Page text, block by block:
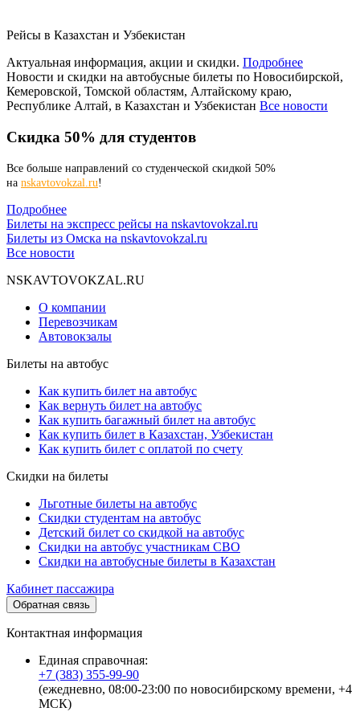
Рейсы в Казахстан и Узбекистан
Актуальная информация, акции и скидки. Подробнее
Новости и скидки на автобусные билеты по Новосибирской,
Кемеровской, Томской областям, Алтайскому краю,
Республике Алтай, в Казахстан и Узбекистан Все новости
Скидка 50% для студентов
Все больше направлений со студенческой скидкой 50%
на nskavtovokzal.ru!
Подробнее
Билеты на экспресс рейсы на nskavtovokzal.ru
Билеты из Омска на nskavtovokzal.ru
Все новости
NSKAVTOVOKZAL.RU
О компании
Перевозчикам
Автовокзалы
Билеты на автобус
Как купить билет на автобус
Как вернуть билет на автобус
Как купить багажный билет на автобус
Как купить билет в Казахстан, Узбекистан
Как купить билет с оплатой по счету
Скидки на билеты
Льготные билеты на автобус
Скидки студентам на автобус
Детский билет со скидкой на автобус
Скидки на автобус участникам СВО
Скидки на автобусные билеты в Казахстан
Кабинет пассажира
Обратная связь
Контактная информация
Единая справочная:
+7 (383) 355-99-90
(ежедневно, 08:00-23:00 по новосибирскому времени, +4
МСК)